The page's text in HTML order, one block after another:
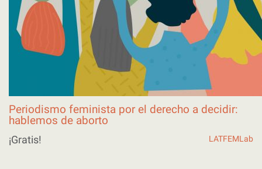
Periodismo feminista por el derecho a decidir:
hablemos de aborto
¡Gratis! LATFEMLab